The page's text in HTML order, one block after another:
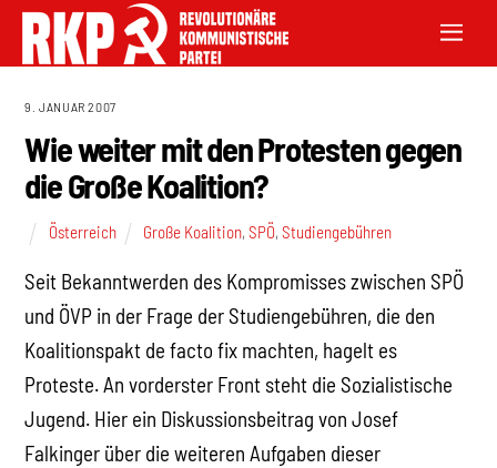
9. JANUAR 2007
Wie weiter mit den Protesten gegen
die Große Koalition?
Österreich Große Koalition,SPÖ,Studiengebühren
Seit Bekanntwerden des Kompromisses zwischen SPÖ
und ÖVP in der Frage der Studiengebühren, die den
Koalitionspakt de facto fix machten, hagelt es
Proteste. An vorderster Front steht die Sozialistische
Jugend. Hier ein Diskussionsbeitrag von Josef
Falkinger über die weiteren Aufgaben dieser